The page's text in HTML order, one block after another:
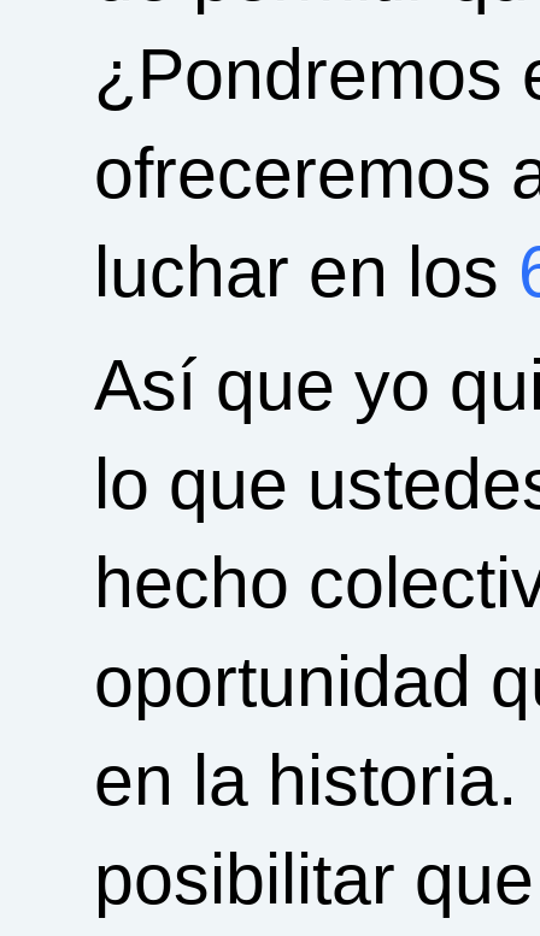
¿Pondremos
ofreceremos
luchar en los
Así que yo
lo que
hecho
oportunidad
en la
posibilitar